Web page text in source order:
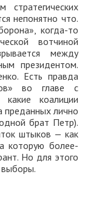
непонятно что.
когда-то
вотчиной
между
президентом.
Есть правда
во главе с
коалиции
преданных лично
брат Петр).
штыков — как
которую более-
Но для этого